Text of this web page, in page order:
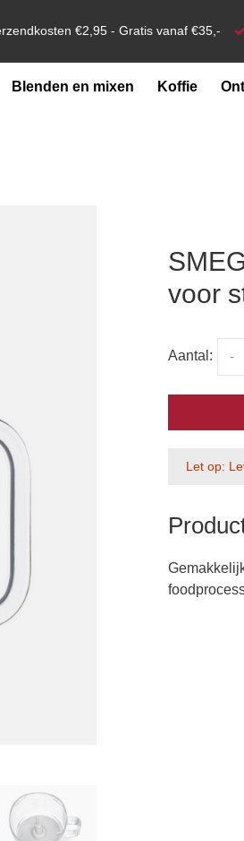
€2,95 - Gratis vanaf €35,-
Blenden en mixen Koffie
voor
Aantal: -
Let op: